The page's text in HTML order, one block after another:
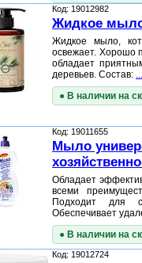
Код: 19012982
Жидкое мыло
Жидкое мыло,
освежает. Хорошо
обладает
деревьев. Состав: ...
● В наличии на
Код: 19011655
Мыло
Обладает
всеми
Подходит для
Обеспечивает
● В наличии на
Код: 19012724